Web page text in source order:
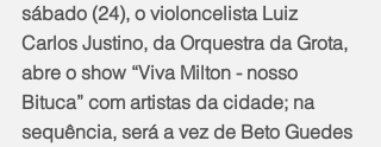
sábado (24), o violoncelista Luiz
Carlos Justino, da Orquestra da Grota,
abre o show “Viva Milton - nosso
Bituca” com artistas da cidade; na
sequência, será a vez de Beto Guedes